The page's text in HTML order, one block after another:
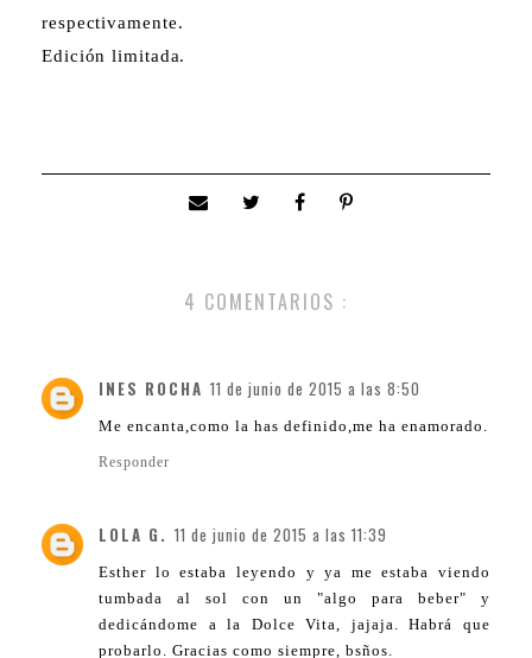
respectivamente.
Edición limitada.
4 COMENTARIOS :
INES ROCHA 11 de junio de 2015 a las 8:50
Me encanta,como la has definido,me ha enamorado.
Responder
LOLA G. 11 de junio de 2015 a las 11:39
Esther lo estaba leyendo y ya me estaba viendo
tumbada al sol con un "algo para beber" y
dedicándome a la Dolce Vita, jajaja. Habrá que
probarlo. Gracias como siempre, bsños.